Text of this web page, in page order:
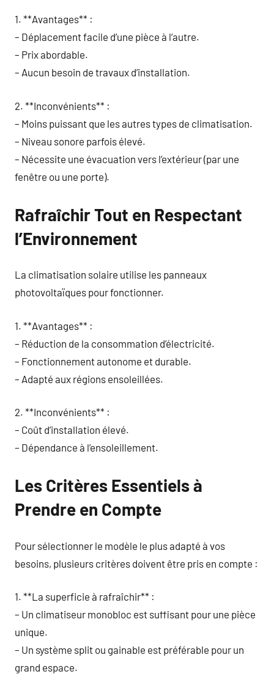
1. **Avantages** :
– Déplacement facile d’une pièce à l’autre.
– Prix abordable.
– Aucun besoin de travaux d’installation.
2. **Inconvénients** :
– Moins puissant que les autres types de climatisation.
– Niveau sonore parfois élevé.
– Nécessite une évacuation vers l’extérieur (par une
fenêtre ou une porte).
Rafraîchir Tout en Respectant
l’Environnement
La climatisation solaire utilise les panneaux
photovoltaïques pour fonctionner.
1. **Avantages** :
– Réduction de la consommation d’électricité.
– Fonctionnement autonome et durable.
– Adapté aux régions ensoleillées.
2. **Inconvénients** :
– Coût d’installation élevé.
– Dépendance à l’ensoleillement.
Les Critères Essentiels à
Prendre en Compte
Pour sélectionner le modèle le plus adapté à vos
besoins, plusieurs critères doivent être pris en compte :
1. **La superficie à rafraîchir** :
– Un climatiseur monobloc est suffisant pour une pièce
unique.
– Un système split ou gainable est préférable pour un
grand espace.